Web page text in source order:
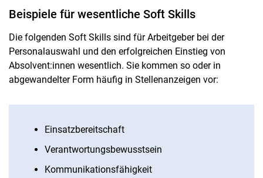
Beispiele für wesentliche Soft Skills
Die folgenden Soft Skills sind für Arbeitgeber bei der
Personalauswahl und den erfolgreichen Einstieg von
Absolvent:innen wesentlich. Sie kommen so oder in
abgewandelter Form häufig in Stellenanzeigen vor:
Einsatzbereitschaft
Verantwortungsbewusstsein
Kommunikationsfähigkeit